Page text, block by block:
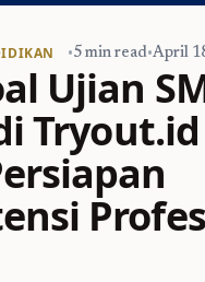
•5 min read•April
Ujian
Tryout.id